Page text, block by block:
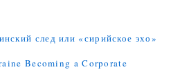
след или «сирийское эхо»
Becoming a Corporate